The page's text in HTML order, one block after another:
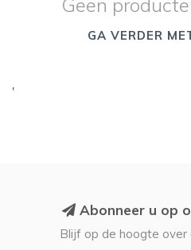
Geen
GA VERDER
'
Abonneer u op
Blijf op de hoogte